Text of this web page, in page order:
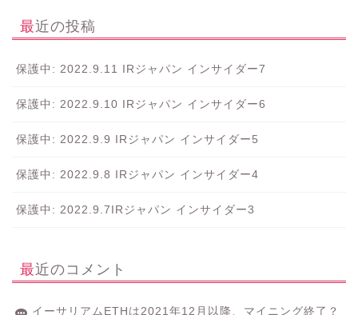
最近の投稿
保護中: 2022.9.11 IRジャパン インサイダー7
保護中: 2022.9.10 IRジャパン インサイダー6
保護中: 2022.9.9 IRジャパン インサイダー5
保護中: 2022.9.8 IRジャパン インサイダー4
保護中: 2022.9.7IRジャパン インサイダー3
最近のコメント
イーサリアムETHは2021年12月以降、マイニング終了？